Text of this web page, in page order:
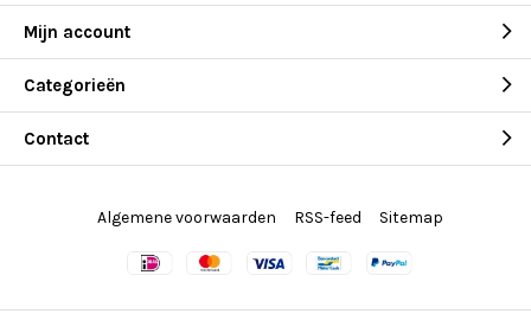
Mijn account
Categorieën
Contact
Algemene voorwaarden RSS-feed Sitemap